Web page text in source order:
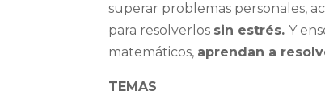
superar problemas personales,
para resolverlos sin estrés.Y
matemáticos, aprendan a
TEMAS